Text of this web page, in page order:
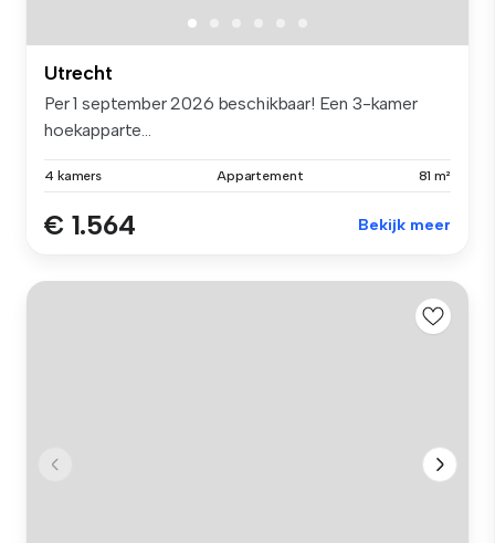
Utrecht
Per 1 september 2026 beschikbaar! Een 3-kamer
hoekapparte...
4 kamers Appartement 81 m²
€ 1.564 Bekijk meer